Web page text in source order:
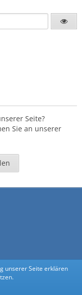
Seite?
Sie an unserer
unserer Seite erklären